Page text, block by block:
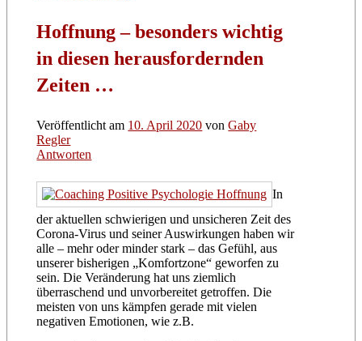
Hoffnung – besonders wichtig
in diesen herausfordernden
Zeiten …
Veröffentlicht am 10. April 2020 vonGaby
Regler
Antworten
In
der aktuellen schwierigen und unsicheren Zeit des
Corona-Virus und seiner Auswirkungen haben wir
alle – mehr oder minder stark – das Gefühl, aus
unserer bisherigen „Komfortzone“ geworfen zu
sein. Die Veränderung hat uns ziemlich
überraschend und unvorbereitet getroffen. Die
meisten von uns kämpfen gerade mit vielen
negativen Emotionen, wie z.B.